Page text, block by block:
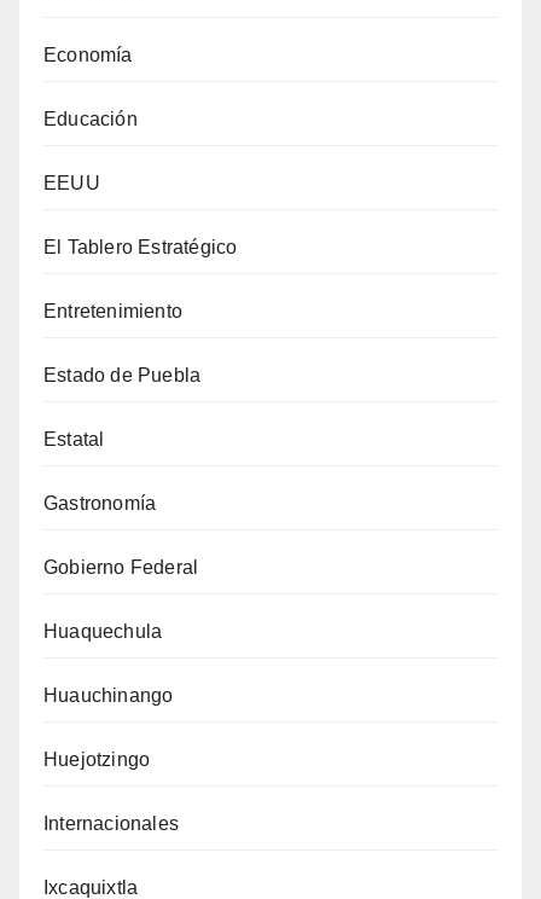
Economía
Educación
EEUU
El Tablero Estratégico
Entretenimiento
Estado de Puebla
Estatal
Gastronomía
Gobierno Federal
Huaquechula
Huauchinango
Huejotzingo
Internacionales
Ixcaquixtla